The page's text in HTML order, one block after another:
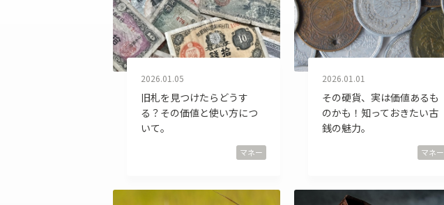
ファスナー付き財布 ボディバッグ
2026.01.05
旧札を見つけたらどうす
る？その価値と使い方につ
いて。
マネー
2026.01.01
その硬貨、実は価値あるも
のかも！知っておきたい古
銭の魅力。
マネー